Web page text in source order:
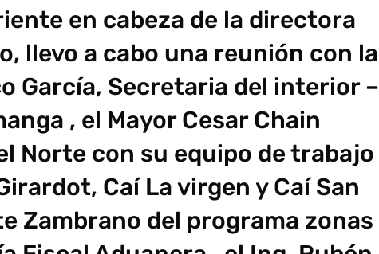
en cabeza de la directora
llevo a cabo una reunión con la
García, Secretaria del interior –
, el Mayor Cesar Chain
Norte con su equipo de trabajo
Caí La virgen y Caí San
Zambrano del programa zonas